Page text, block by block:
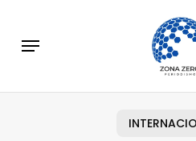
main
Menu